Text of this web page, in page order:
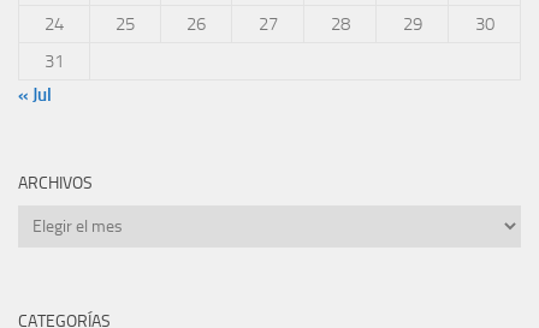
24
25 26 27 28 29
30
31
« Jul
ARCHIVOS
Archivos
CATEGORÍAS